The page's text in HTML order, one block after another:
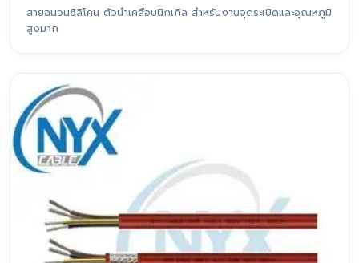
สายฉนวนซิลิโคน ตัวนำเคลือบนิกเกิล สำหรับงานจุดระเบิดและอุณหภูมิ
สูงมาก